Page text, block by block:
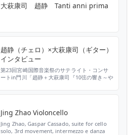
大萩康司 趙静 Tanti anni prima
趙静（チェロ）×大萩康司（ギター）
インタビュー
第23回宮崎国際音楽祭のサテライト・コンサ
ートin門川「趙静＋大萩康司『10弦の響き～や
ーサルや本番の演奏シーンとともに、どうぞお
楽しみください。 ★音楽祭ブログサイト『ぷ
れぽ』＞＞ht...
Jing Zhao Violoncello
Jing Zhao, Gaspar Cassado, suite for cello
solo, 3rd movement, intermezzo e danza